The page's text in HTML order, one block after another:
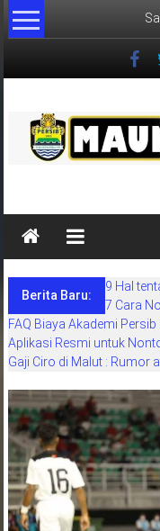
Lompat
ke
Maung
Persib
situs
berita
khusus
sepakbola
bandung
jawa
barat
indonesia
Berita Baru:
9 Hal
7 Cara
FAQ Biaya Akademi Persib
Aplikasi Resmi untuk
Gaji Ciro di Malut : Rumor